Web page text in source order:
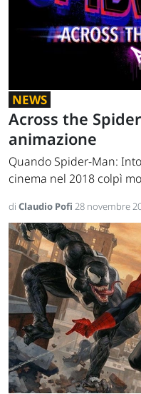
NEWS
Across the
animazione
Quando Spider-Man:
cinema nel 2018 colpì
di Claudio Pofi 28 novembre